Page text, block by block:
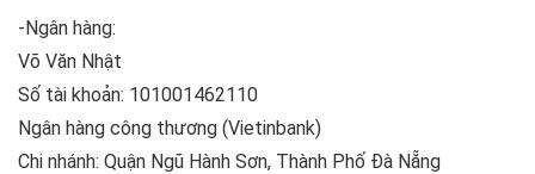
-Ngân hàng:
Võ Văn Nhật
Số tài khoản: 101001462110
Ngân hàng công thương (Vietinbank)
Chi nhánh: Quận Ngũ Hành Sơn, Thành Phố Đà Nẵng